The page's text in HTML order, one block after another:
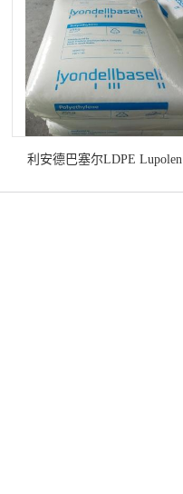
利安德巴塞尔LDPE Lupolen